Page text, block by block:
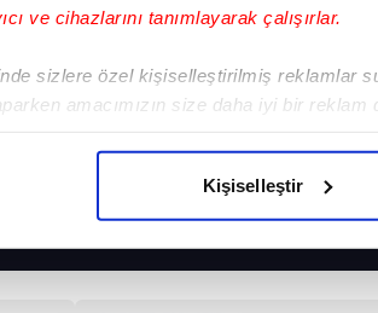
ve cihazlarını tanımlayarak çalışırlar.
sizlere özel kişiselleştirilmiş reklamlar
amacımızın size daha iyi bir
çerezlere izin vermedikleri takdirde,
Kişiselleştir
#MHRS